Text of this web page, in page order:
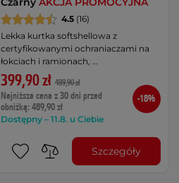
4.5 (16)
Lekka kurtka softshellowa z
certyfikowanymi ochraniaczami na
łokciach i ramionach, …
399,90 zł 489,90 zł
Najniższa cena z 30 dni przed
obniżką: 489,90 zł
Dostępny – 11.8. u Ciebie
-18%
Szczegóły